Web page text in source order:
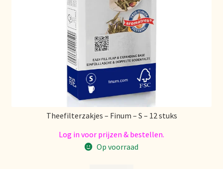
Pagos y descuentos
Paiement et réductions
Payment and discounts
Theefilterzakjes – Finum – S – 12 stuks
Log in voor prijzen & bestellen.
Op voorraad